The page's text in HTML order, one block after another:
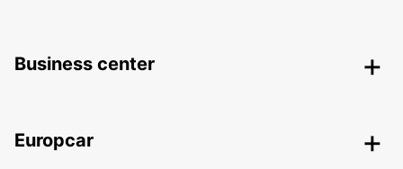
Business center
Europcar